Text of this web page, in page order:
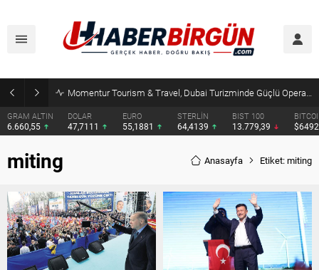
Momentur Tourism & Travel, Dubai Turizminde Güçlü Operasyon Ağıyla Fark Yaratıyor
GRAM ALTIN
6.660,55
DOLAR
47,7111
EURO
55,1881
STERLİN
64,4139
BIST 100
13.779,39
miting Anasayfa Etiket: miting